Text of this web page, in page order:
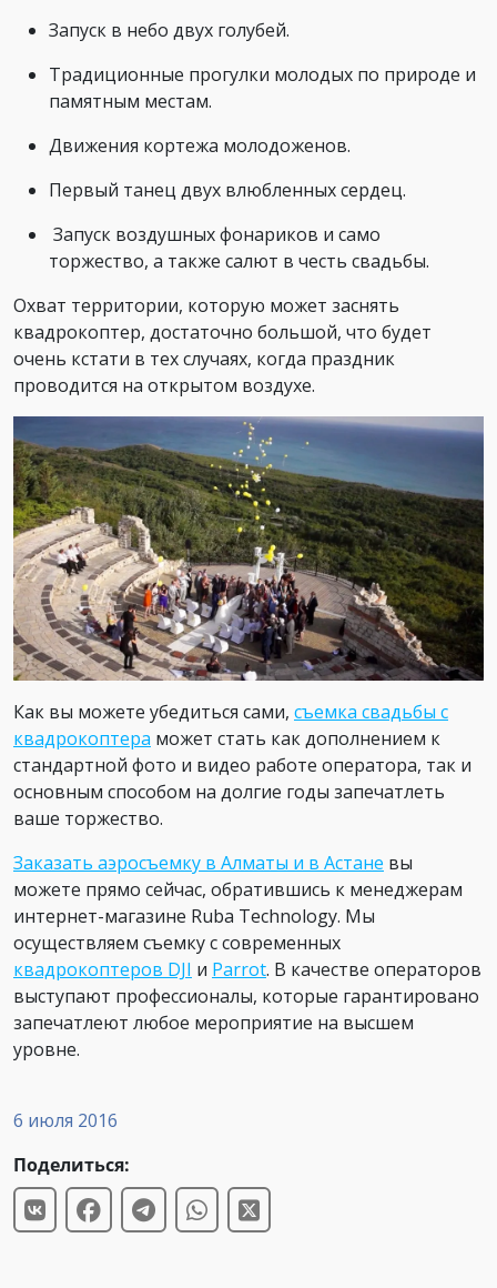
6 июля 2016
Поделиться:
Запуск в небо двух голубей.
Традиционные прогулки молодых по природе и
памятным местам.
Движения кортежа молодоженов.
Первый танец двух влюбленных сердец.
Запуск воздушных фонариков и само
торжество, а также салют в честь свадьбы.
Охват территории, которую может заснять
квадрокоптер, достаточно большой, что будет
очень кстати в тех случаях, когда праздник
проводится на открытом воздухе.
Как вы можете убедиться сами, съемка свадьбы с
квадрокоптера может стать как дополнением к
стандартной фото и видео работе оператора, так и
основным способом на долгие годы запечатлеть
ваше торжество.
Заказать аэросъемку в Алматы и в Астане вы
можете прямо сейчас, обратившись к менеджерам
интернет-магазине Ruba Technology. Мы
осуществляем съемку с современных
квадрокоптеров DJI и Parrot. В качестве операторов
выступают профессионалы, которые гарантировано
запечатлеют любое мероприятие на высшем
уровне.